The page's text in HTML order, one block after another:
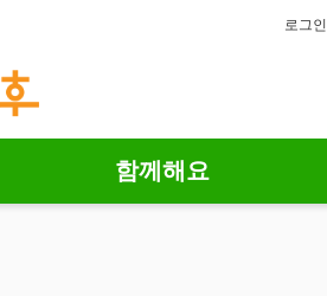
로그인
함께해요